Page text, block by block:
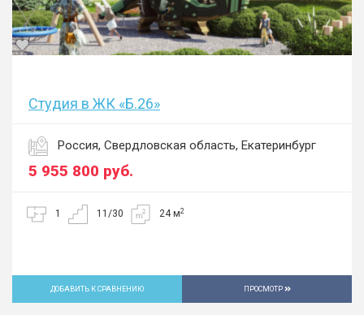
Студия в ЖК «Б.26»
Россия, Свердловская область, Екатеринбург
5 955 800 руб.
1 11/30 24 м2
ДОБАВИТЬ К СРАВНЕНИЮ ПРОСМОТР